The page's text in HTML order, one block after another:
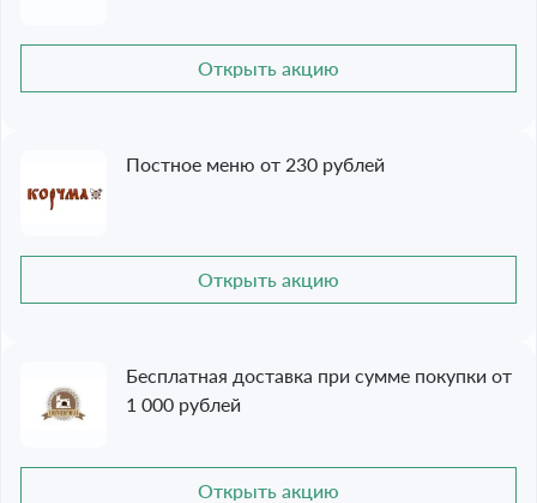
Открыть акцию
Постное меню от 230 рублей
Открыть акцию
Бесплатная доставка при сумме покупки от
1 000 рублей
Открыть акцию